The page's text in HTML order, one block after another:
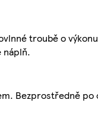
troubě o
náplň.
Bezprostředně